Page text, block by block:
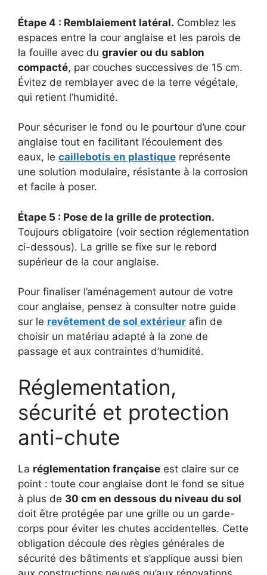
Étape 4 : Remblaiement latéral. Comblez les
espaces entre la cour anglaise et les parois de
la fouille avec du gravier ou du sablon
compacté, par couches successives de 15 cm.
Évitez de remblayer avec de la terre végétale,
qui retient l’humidité.
Pour sécuriser le fond ou le pourtour d’une cour
anglaise tout en facilitant l’écoulement des
eaux, le caillebotis en plastique représente
une solution modulaire, résistante à la corrosion
et facile à poser.
Étape 5 : Pose de la grille de protection.
Toujours obligatoire (voir section réglementation
ci-dessous). La grille se fixe sur le rebord
supérieur de la cour anglaise.
Pour finaliser l’aménagement autour de votre
cour anglaise, pensez à consulter notre guide
sur le revêtement de sol extérieur afin de
choisir un matériau adapté à la zone de
passage et aux contraintes d’humidité.
Réglementation,
sécurité et protection
anti-chute
La réglementation française est claire sur ce
point : toute cour anglaise dont le fond se situe
à plus de 30 cm en dessous du niveau du sol
doit être protégée par une grille ou un garde-
corps pour éviter les chutes accidentelles. Cette
obligation découle des règles générales de
sécurité des bâtiments et s’applique aussi bien